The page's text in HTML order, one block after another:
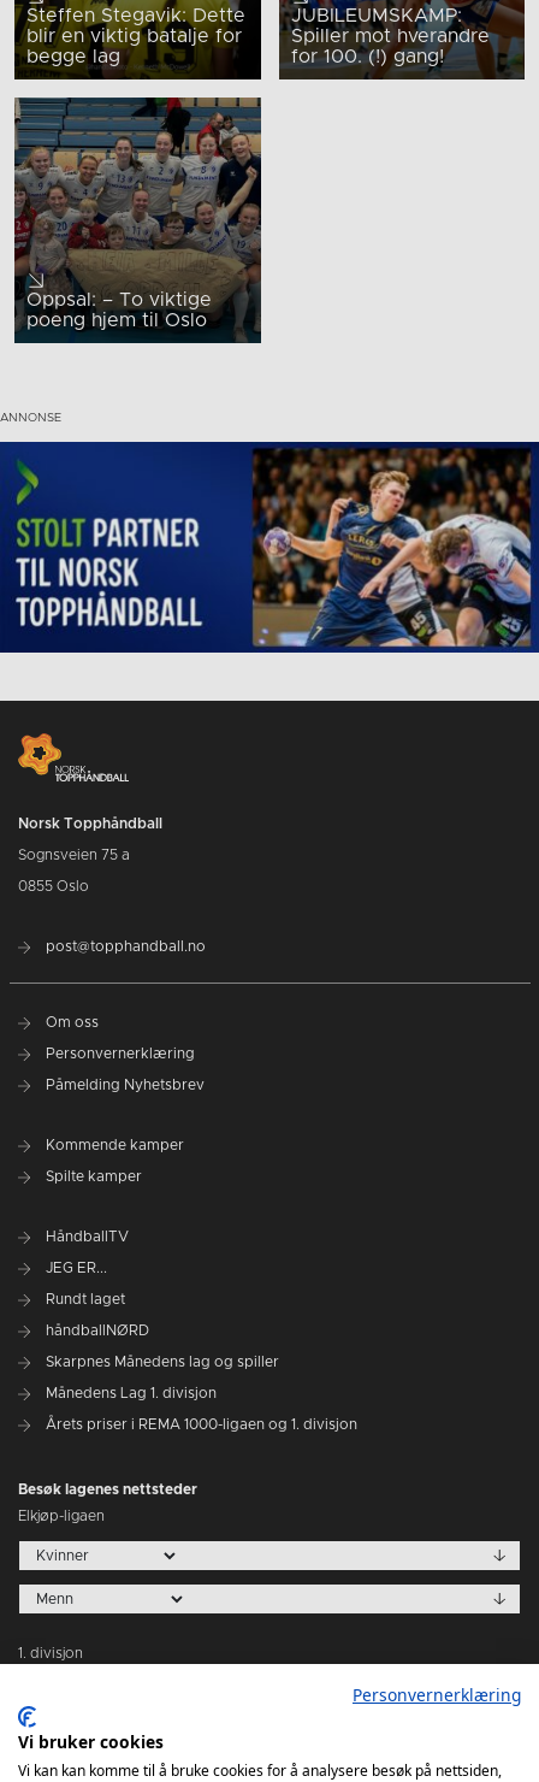
Steffen Stegavik: Dette
blir en viktig batalje for
begge lag
JUBILEUMSKAMP:
Spiller mot hverandre
for 100. (!) gang!
Oppsal: – To viktige
poeng hjem til Oslo
Norsk Topphåndball
Sognsveien 75 a
0855 Oslo
post@topphandball.no
Om oss
Personvernerklæring
Påmelding Nyhetsbrev
Kommende kamper
Spilte kamper
HåndballTV
JEG ER...
Rundt laget
håndballNØRD
Skarpnes Månedens lag og spiller
Månedens Lag 1. divisjon
Årets priser i REMA 1000-ligaen og 1. divisjon
Besøk lagenes nettsteder
Elkjøp-ligaen
1. divisjon
Personvernerklæring
Vi bruker cookies
Vi kan kan komme til å bruke cookies for å analysere besøk på nettsiden,